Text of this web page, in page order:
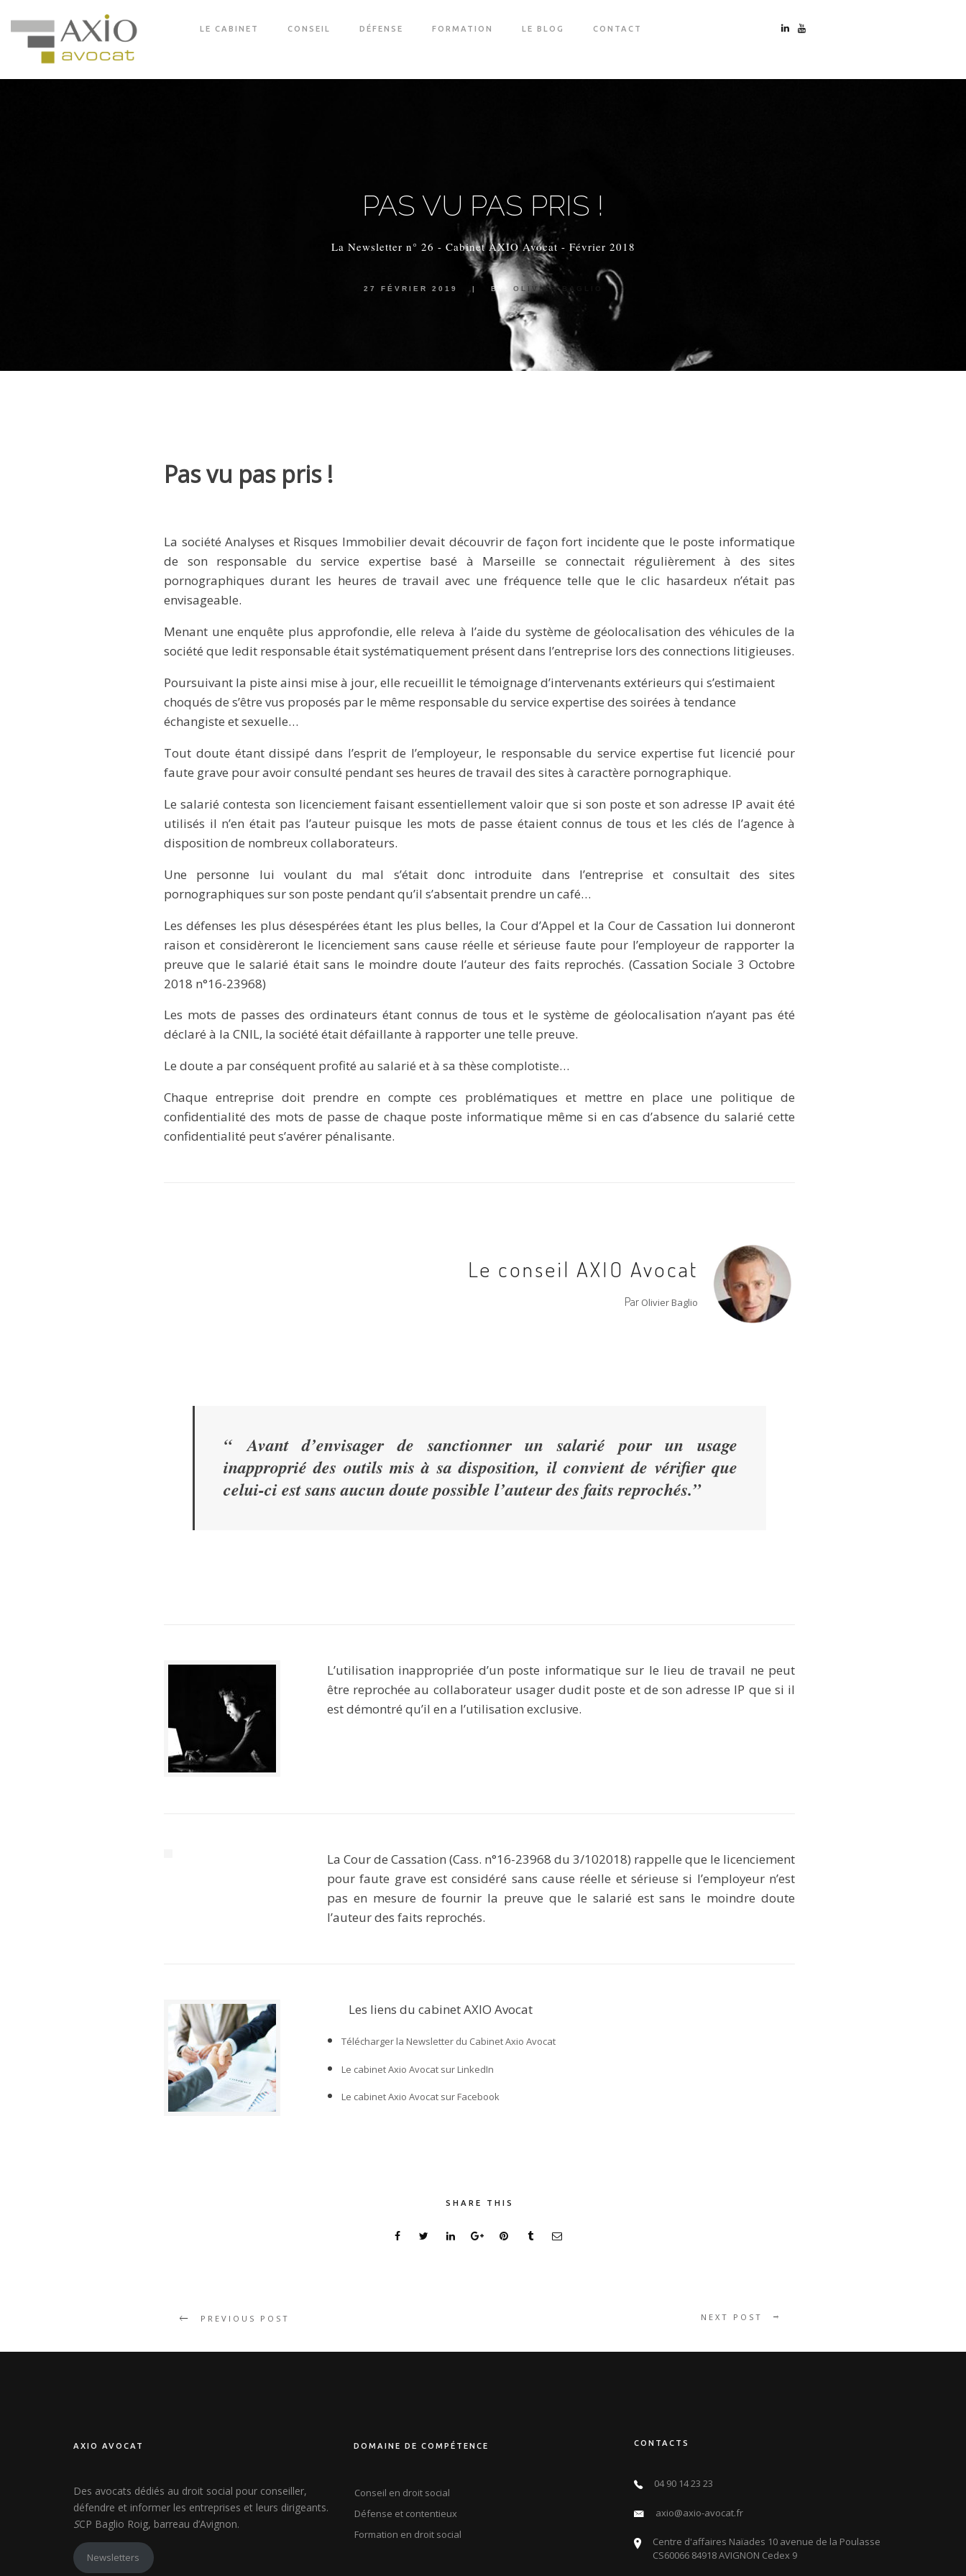
LE CABINET CONSEIL DÉFENSE FORMATION LE BLOG CONTACT
PAS VU PAS PRIS !
La Newsletter n° 26 - Cabinet AXIO Avocat - Février 2018
27 FÉVRIER 2019 | BY: OLIVIER BAGLIO
Pas vu pas pris !
La société Analyses et Risques Immobilier devait découvrir de façon fort incidente que le poste informatique
de son responsable du service expertise basé à Marseille se connectait régulièrement à des sites
pornographiques durant les heures de travail avec une fréquence telle que le clic hasardeux n’était pas
envisageable.
Menant une enquête plus approfondie, elle releva à l’aide du système de géolocalisation des véhicules de la
société que ledit responsable était systématiquement présent dans l’entreprise lors des connections litigieuses.
Poursuivant la piste ainsi mise à jour, elle recueillit le témoignage d’intervenants extérieurs qui s’estimaient
choqués de s’être vus proposés par le même responsable du service expertise des soirées à tendance
échangiste et sexuelle…
Tout doute étant dissipé dans l’esprit de l’employeur, le responsable du service expertise fut licencié pour
faute grave pour avoir consulté pendant ses heures de travail des sites à caractère pornographique.
Le salarié contesta son licenciement faisant essentiellement valoir que si son poste et son adresse IP avait été
utilisés il n’en était pas l’auteur puisque les mots de passe étaient connus de tous et les clés de l’agence à
disposition de nombreux collaborateurs.
Une personne lui voulant du mal s’était donc introduite dans l’entreprise et consultait des sites
pornographiques sur son poste pendant qu’il s’absentait prendre un café…
Les défenses les plus désespérées étant les plus belles, la Cour d’Appel et la Cour de Cassation lui donneront
raison et considèreront le licenciement sans cause réelle et sérieuse faute pour l’employeur de rapporter la
preuve que le salarié était sans le moindre doute l’auteur des faits reprochés. (Cassation Sociale 3 Octobre
2018 n°16-23968)
Les mots de passes des ordinateurs étant connus de tous et le système de géolocalisation n’ayant pas été
déclaré à la CNIL, la société était défaillante à rapporter une telle preuve.
Le doute a par conséquent profité au salarié et à sa thèse complotiste…
Chaque entreprise doit prendre en compte ces problématiques et mettre en place une politique de
confidentialité des mots de passe de chaque poste informatique même si en cas d’absence du salarié cette
confidentialité peut s’avérer pénalisante.
Le conseil AXIO Avocat
Par Olivier Baglio
“Avant d’envisager de sanctionner un salarié pour un usage
inapproprié des outils mis à sa disposition, il convient de vérifier que
celui-ci est sans aucun doute possible l’auteur des faits reprochés.”
L’utilisation inappropriée d’un poste informatique sur le lieu de travail ne peut
être reprochée au collaborateur usager dudit poste et de son adresse IP que si il
est démontré qu’il en a l’utilisation exclusive.
La Cour de Cassation (Cass. n°16-23968 du 3/102018) rappelle que le licenciement
pour faute grave est considéré sans cause réelle et sérieuse si l’employeur n’est
pas en mesure de fournir la preuve que le salarié est sans le moindre doute
l’auteur des faits reprochés.
Les liens du cabinet AXIO Avocat
Télécharger la Newsletter du Cabinet Axio Avocat
Le cabinet Axio Avocat sur LinkedIn
Le cabinet Axio Avocat sur Facebook
SHARE THIS
PREVIOUS POST NEXT POST
AXIO AVOCAT
Des avocats dédiés au droit social pour conseiller,
défendre et informer les entreprises et leurs dirigeants.
SCP Baglio Roig, barreau d’Avignon.
Newsletters
DOMAINE DE COMPÉTENCE
Conseil en droit social
Défense et contentieux
Formation en droit social
CONTACTS
04 90 14 23 23
axio@axio-avocat.fr
Centre d'affaires Naïades 10 avenue de la Poulasse
CS60066 84918 AVIGNON Cedex 9